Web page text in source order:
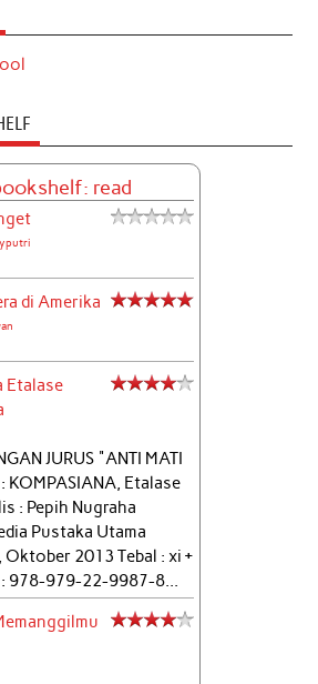
read
di Amerika
Etalase
JURUS "ANTI MATI
KOMPASIANA, Etalase
: Pepih Nugraha
Pustaka Utama
Oktober 2013 Tebal : xi +
: 978-979-22-9987-8...